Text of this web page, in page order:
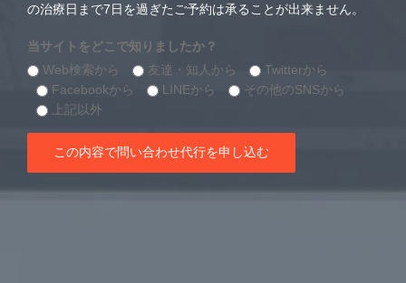
の治療日まで7日を過ぎたご予約は承ることが出来ません。
当サイトをどこで知りましたか？
Web検索から
友達・知人から
Twitterから
Facebookから
LINEから
その他のSNSから
上記以外